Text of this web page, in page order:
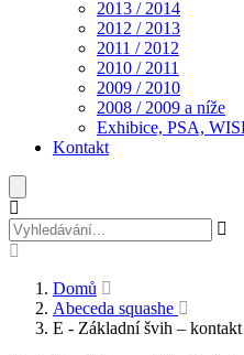
2013 / 2014
2012 / 2013
2011 / 2012
2010 / 2011
2009 / 2010
2008 / 2009 a níže
Exhibice, PSA,
Kontakt
Domů
Abeceda squashe
E - Základní švih –